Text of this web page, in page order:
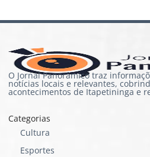
O Jornal Panorâmico traz
notícias locais e relevantes,
acontecimentos de Itapetininga e
Categorias
Cultura
Esportes